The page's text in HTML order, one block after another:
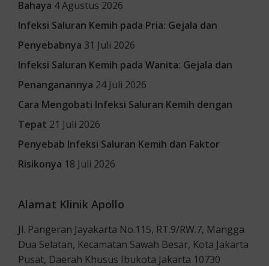
Bahaya 4 Agustus 2026
Infeksi Saluran Kemih pada Pria: Gejala dan
Penyebabnya 31 Juli 2026
Infeksi Saluran Kemih pada Wanita: Gejala dan
Penanganannya 24 Juli 2026
Cara Mengobati Infeksi Saluran Kemih dengan
Tepat 21 Juli 2026
Penyebab Infeksi Saluran Kemih dan Faktor
Risikonya 18 Juli 2026
Alamat Klinik Apollo
Jl. Pangeran Jayakarta No.115, RT.9/RW.7, Mangga
Dua Selatan, Kecamatan Sawah Besar, Kota Jakarta
Pusat, Daerah Khusus Ibukota Jakarta 10730